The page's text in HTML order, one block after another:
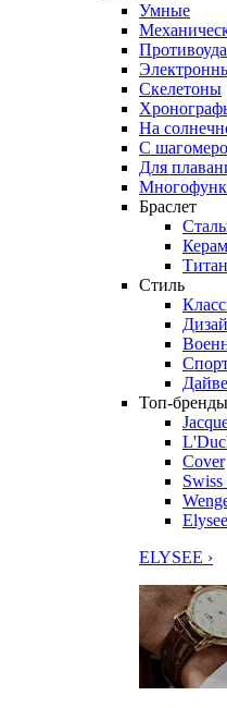
Умные
Скелетоны
На
С
Для
Браслет
Стиль
Топ-бренды
Cover
Elysee
ELYSEE ›